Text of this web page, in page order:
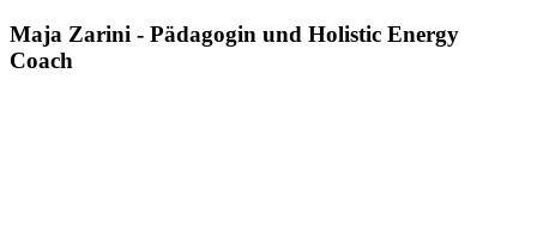
Maja Zarini - Pädagogin und Holistic Energy
Coach